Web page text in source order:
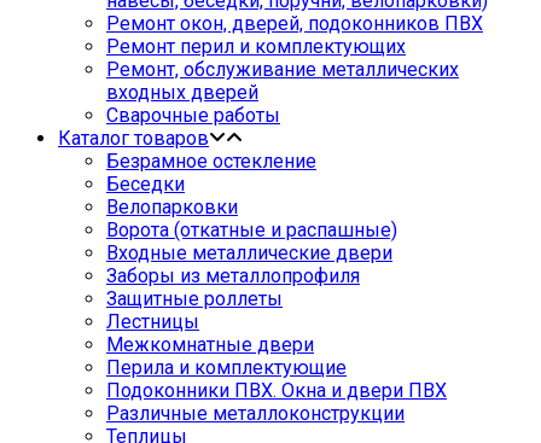
Ремонт окон, дверей, подоконников ПВХ
Ремонт перил и комплектующих
Ремонт, обслуживание металлических
входных дверей
Сварочные работы
Каталог товаров
Безрамное остекление
Беседки
Велопарковки
Ворота (откатные и распашные)
Входные металлические двери
Заборы из металлопрофиля
Защитные роллеты
Лестницы
Межкомнатные двери
Перила и комплектующие
Подоконники ПВХ. Окна и двери ПВХ
Различные металлоконструкции
Теплицы